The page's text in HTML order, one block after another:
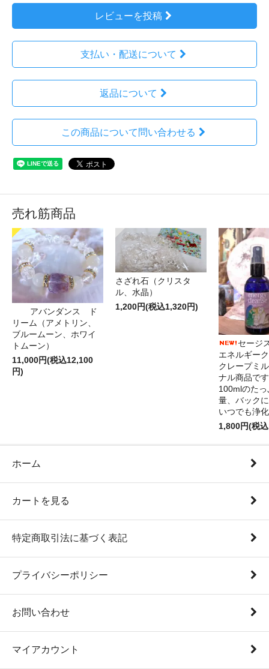
レビューを投稿
支払い・配送について
返品について
この商品について問い合わせる
売れ筋商品
アバンダンス ド
リーム（アメトリン、
ブルームーン、ホワイ
トムーン）
11,000円(税込12,100
円)
さざれ石（クリスタ
ル、水晶）
1,200円(税込1,320円)
セージ
エネルギー
クレープミ
ナル商品で
100mlのた
量、バック
いつでも浄
1,800円(税
ホーム
カートを見る
特定商取引法に基づく表記
プライバシーポリシー
お問い合わせ
マイアカウント